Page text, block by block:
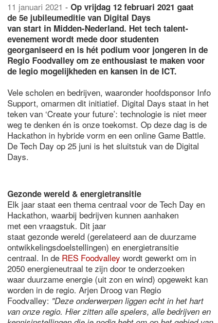
11 januari 2021 - Op vrijdag 12 februari 2021 gaat
de 5e jubileumeditie van Digital Days
van start in Midden-Nederland. Het tech talent-
evenement wordt mede door studenten
georganiseerd en is hét podium voor jongeren in de
Regio Foodvalley om ze enthousiast te maken voor
de legio mogelijkheden en kansen in de ICT.
Vele scholen en bedrijven, waaronder hoofdsponsor Info
Support, omarmen dit initiatief. Digital Days staat in het
teken van ‘Create your future’: technologie is niet meer
weg te denken én is onze toekomst. Op deze dag is de
Hackathon in hybride vorm en een online Game Battle.
De Tech Day op 25 juni is het sluitstuk van de Digital
Days.
Gezonde wereld & energietransitie
Elk jaar staat een thema centraal voor de Tech Day en
Hackathon, waarbij bedrijven kunnen aanhaken
met een vraagstuk. Dit jaar
staat gezonde wereld (gerelateerd aan de duurzame
ontwikkelingsdoelstellingen) en energietransitie
centraal. In de RES Foodvalley wordt gewerkt om in
2050 energieneutraal te zijn door te onderzoeken
waar duurzame energie (uit zon en wind) opgewekt kan
worden in de regio. Arjen Droog van Regio
Foodvalley: "Deze onderwerpen liggen echt in het hart
van onze regio. Hier zitten alle spelers, alle bedrijven en